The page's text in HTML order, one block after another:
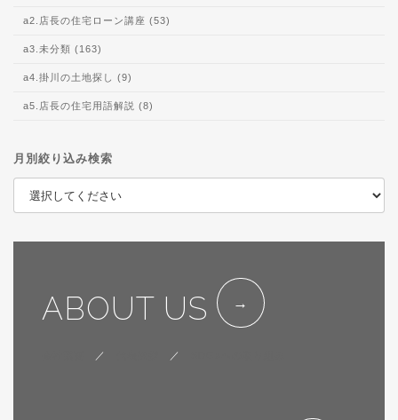
a2.店長の住宅ローン講座 (53)
a3.未分類 (163)
a4.掛川の土地探し (9)
a5.店長の住宅用語解説 (8)
月別絞り込み検索
ABOUT US
／ ／